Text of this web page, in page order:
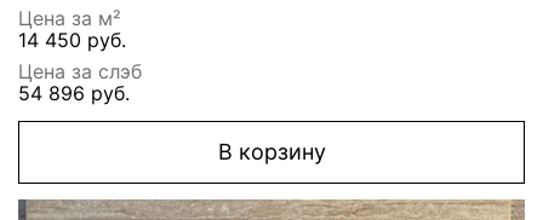
Цена за м²
14 450 руб.
Цена за слэб
54 896 руб.
В корзину